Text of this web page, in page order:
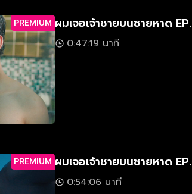
PREMIUM ผมเจอเจ้าชายบนชายหาด
0:47:19 นาที
PREMIUM ผมเจอเจ้าชายบนชายหาด
0:54:06 นาที